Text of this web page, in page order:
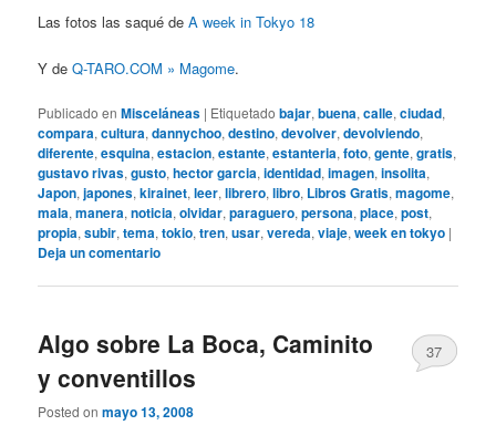
Las fotos las saqué deA week in Tokyo 18
Y deQ-TARO.COM » Magome.
Publicado en Misceláneas | Etiquetado bajar,buena,calle,ciudad,
compara,cultura,dannychoo,destino,devolver,devolviendo,
diferente,esquina,estacion,estante,estanteria,foto,gente,gratis,
gustavo rivas,gusto,hector garcia,identidad,imagen,insolita,
Japon,japones,kirainet,leer,librero,libro, Libros Gratis,magome,
mala,manera,noticia,olvidar,paraguero,persona,place,post,
propia,subir,tema,tokio,tren,usar,vereda,viaje,week en tokyo |
Deja un comentario
Algo sobre La Boca, Caminito
y conventillos
Posted onmayo 13, 2008
37